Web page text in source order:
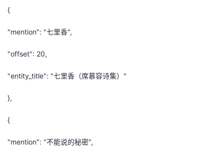
{
"mention": "七里香",
"offset": 20,
"entity_title": "七里香（席慕容诗集）"
},
{
"mention": "不能说的秘密",